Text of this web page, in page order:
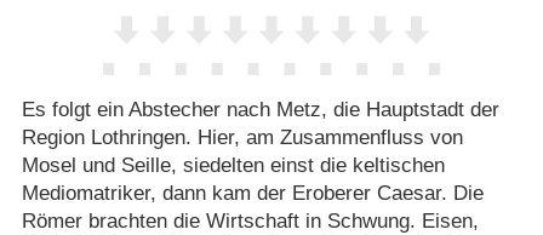
Es folgt ein Abstecher nach Metz, die Hauptstadt der
Region Lothringen. Hier, am Zusammenfluss von
Mosel und Seille, siedelten einst die keltischen
Mediomatriker, dann kam der Eroberer Caesar. Die
Römer brachten die Wirtschaft in Schwung. Eisen,